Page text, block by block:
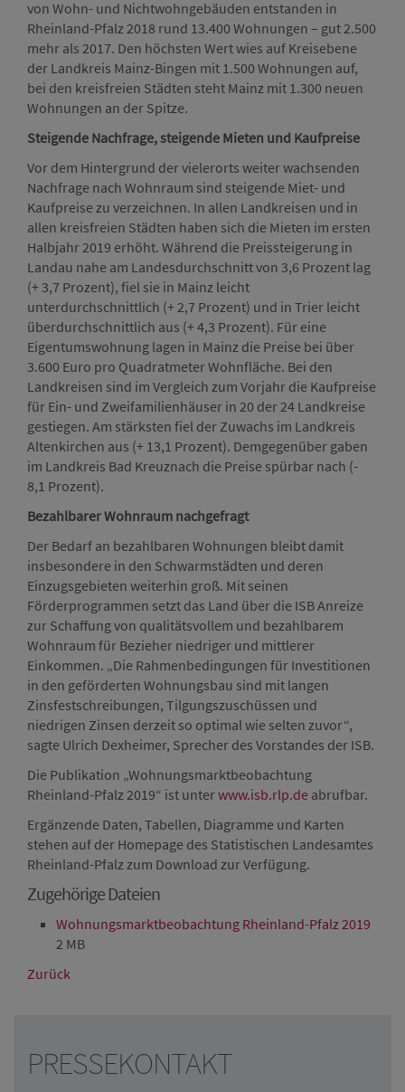
von Wohn- und Nichtwohngebäuden entstanden in
Rheinland-Pfalz 2018 rund 13.400 Wohnungen – gut 2.500
mehr als 2017. Den höchsten Wert wies auf Kreisebene
der Landkreis Mainz-Bingen mit 1.500 Wohnungen auf,
bei den kreisfreien Städten steht Mainz mit 1.300 neuen
Wohnungen an der Spitze.
Steigende Nachfrage, steigende Mieten und Kaufpreise
Vor dem Hintergrund der vielerorts weiter wachsenden
Nachfrage nach Wohnraum sind steigende Miet- und
Kaufpreise zu verzeichnen. In allen Landkreisen und in
allen kreisfreien Städten haben sich die Mieten im ersten
Halbjahr 2019 erhöht. Während die Preissteigerung in
Landau nahe am Landesdurchschnitt von 3,6 Prozent lag
(+ 3,7 Prozent), fiel sie in Mainz leicht
unterdurchschnittlich (+ 2,7 Prozent) und in Trier leicht
überdurchschnittlich aus (+ 4,3 Prozent). Für eine
Eigentumswohnung lagen in Mainz die Preise bei über
3.600 Euro pro Quadratmeter Wohnfläche. Bei den
Landkreisen sind im Vergleich zum Vorjahr die Kaufpreise
für Ein- und Zweifamilienhäuser in 20 der 24 Landkreise
gestiegen. Am stärksten fiel der Zuwachs im Landkreis
Altenkirchen aus (+ 13,1 Prozent). Demgegenüber gaben
im Landkreis Bad Kreuznach die Preise spürbar nach (-
8,1 Prozent).
Bezahlbarer Wohnraum nachgefragt
Der Bedarf an bezahlbaren Wohnungen bleibt damit
insbesondere in den Schwarmstädten und deren
Einzugsgebieten weiterhin groß. Mit seinen
Förderprogrammen setzt das Land über die ISB Anreize
zur Schaffung von qualitätsvollem und bezahlbarem
Wohnraum für Bezieher niedriger und mittlerer
Einkommen. „Die Rahmenbedingungen für Investitionen
in den geförderten Wohnungsbau sind mit langen
Zinsfestschreibungen, Tilgungszuschüssen und
niedrigen Zinsen derzeit so optimal wie selten zuvor“,
sagte Ulrich Dexheimer, Sprecher des Vorstandes der ISB.
Die Publikation „Wohnungsmarktbeobachtung
Rheinland-Pfalz 2019“ ist unterwww.isb.rlp.de abrufbar.
Ergänzende Daten, Tabellen, Diagramme und Karten
stehen auf der Homepage des Statistischen Landesamtes
Rheinland-Pfalz zum Download zur Verfügung.
Zugehörige Dateien
Wohnungsmarktbeobachtung Rheinland-Pfalz 2019
2 MB
Zurück
PRESSEKONTAKT